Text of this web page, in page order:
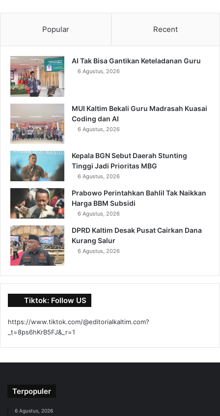
Popular Recent
AI Tak Bisa Gantikan Keteladanan Guru
6 Agustus, 2026
MUI Kaltim Bekali Guru Madrasah Kuasai
Coding dan AI
6 Agustus, 2026
Kepala BGN Sebut Daerah Stunting
Tinggi Jadi Prioritas MBG
6 Agustus, 2026
Prabowo Perintahkan Bahlil Tak Naikkan
Harga BBM Subsidi
6 Agustus, 2026
DPRD Kaltim Desak Pusat Cairkan Dana
Kurang Salur
6 Agustus, 2026
Tiktok: Follow US
https://www.tiktok.com/@editorialkaltim.com?
_t=8ps6hKrB5FJ&_r=1
Terpopuler
6 Agustus, 2026